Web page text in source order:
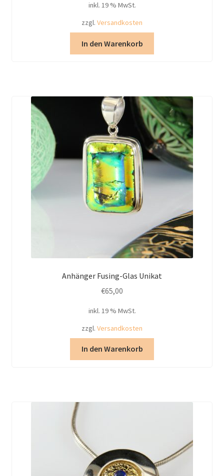
inkl. 19 % MwSt.
zzgl. Versandkosten
In den Warenkorb
Anhänger Fusing-Glas Unikat
€65,00
inkl. 19 % MwSt.
zzgl. Versandkosten
In den Warenkorb